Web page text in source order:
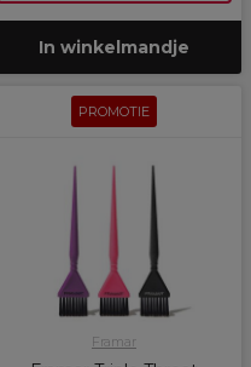
In winkelmandje
PROMOTIE
Framar